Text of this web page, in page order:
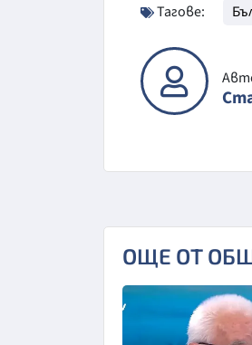
Тагове:
ОЩЕ ОТ